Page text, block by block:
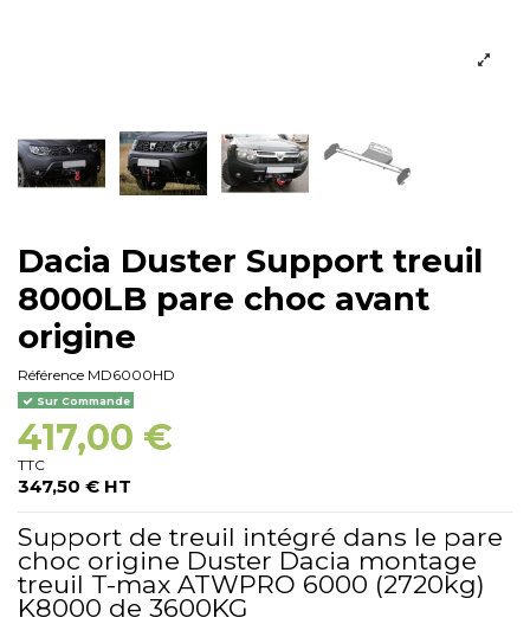
Dacia Duster Support treuil
8000LB pare choc avant
origine
Référence MD6000HD
Sur Commande
417,00 €
TTC
347,50 € HT
Support de treuil intégré dans le pare
choc origine Duster Dacia montage
treuil T-max ATWPRO 6000 (2720kg)
K8000 de 3600KG